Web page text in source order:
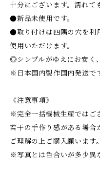
十分にございます。濡れて
●新品未使用です。
●取り付けは四隅の穴を利
使用いただけます。
◎シンプルがゆえにお安く
※日本国内製作国内発送で
《注意事項》
※完全一括機械生産ではご
若干の手作り感がある場合
ご理解の上ご購入願います。
※写真とは色合いが多少異